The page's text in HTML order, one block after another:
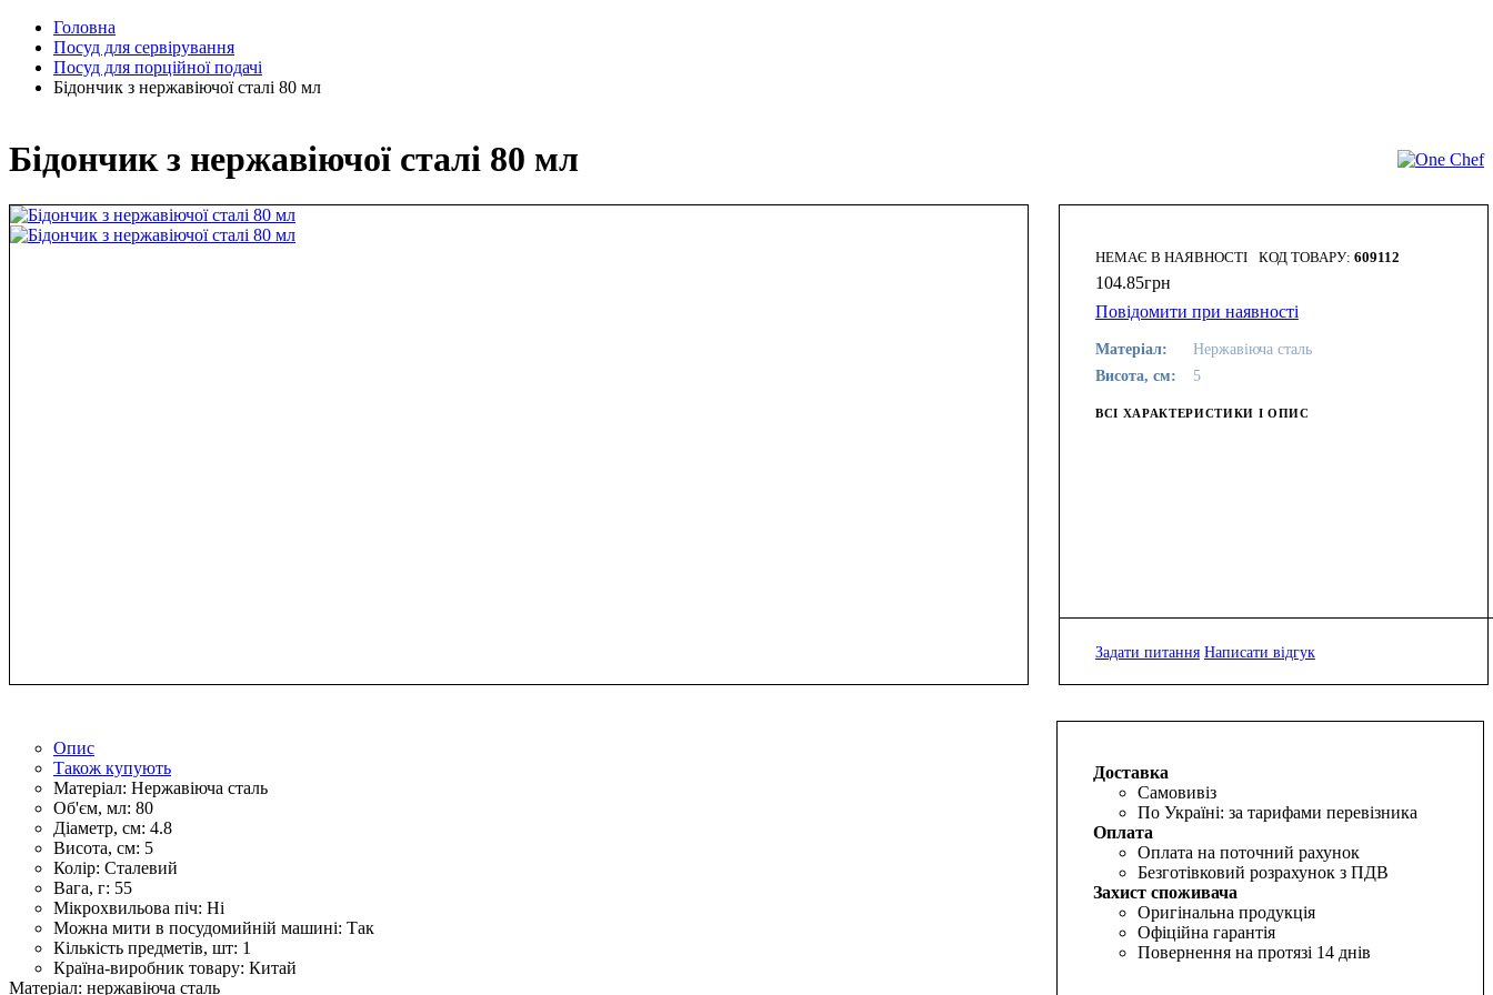
Головна
Посуд для сервірування
Посуд для порційної подачі
Бідончик з нержавіючої сталі 80 мл
Бідончик з нержавіючої сталі 80 мл
НЕМАЄ В НАЯВНОСТІ 609112
104.85грн
Повідомити при наявності
Матеріал:
Нержавіюча сталь
Висота, см:
5
ВСІ ХАРАКТЕРИСТИКИ І ОПИС
Задати питання Написати відгук
Опис
Також купують
Матеріал: Нержавіюча сталь
Об'єм, мл: 80
Діаметр, см: 4.8
Висота, см: 5
Колір: Сталевий
Вага, г: 55
Мікрохвильова піч: Ні
Можна мити в посудомийній машині: Так
Кількість предметів, шт: 1
Країна-виробник товару: Китай
Матеріал: нержавіюча сталь
Доставка
Самовивіз
По Україні: за тарифами перевізника
Оплата
Оплата на поточний рахунок
Безготівковий розрахунок з ПДВ
Захист споживача
Оригінальна продукція
Офіційна гарантія
Повернення на протязі 14 днів